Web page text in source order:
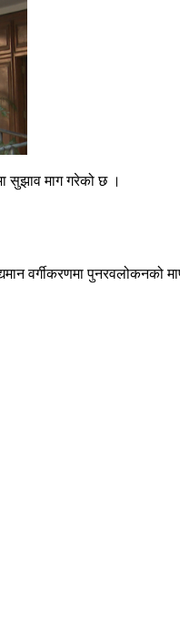
सुझाव माग गरेको छ ।
वर्गीकरणमा